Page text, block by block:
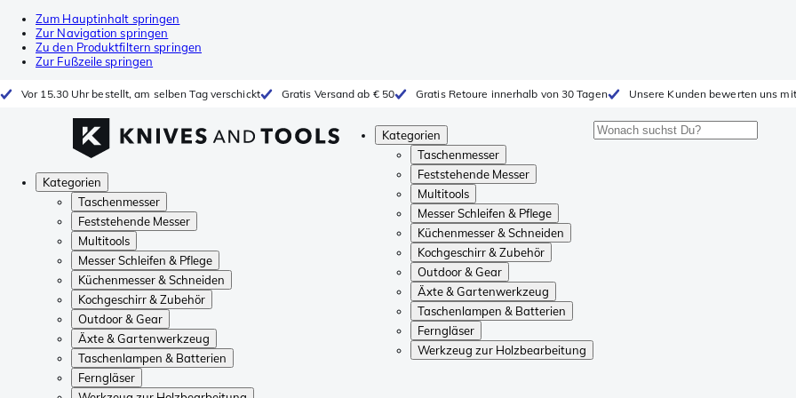
Zum Hauptinhalt springen
Zur Navigation springen
Zu den Produktfiltern springen
Zur Fußzeile springen
Vor 15.30 Uhr bestellt, am selben Tag verschickt Gratis Versand ab € 50 Gratis Retoure innerhalb von 30 Tagen Unsere Kunden bewerten uns
Kategorien
Taschenmesser
Feststehende Messer
Multitools
Messer Schleifen & Pflege
Küchenmesser & Schneiden
Kochgeschirr & Zubehör
Outdoor & Gear
Äxte & Gartenwerkzeug
Taschenlampen & Batterien
Ferngläser
Werkzeug zur Holzbearbeitung
Kategorien
Taschenmesser
Feststehende Messer
Multitools
Messer Schleifen & Pflege
Küchenmesser & Schneiden
Kochgeschirr & Zubehör
Outdoor & Gear
Äxte & Gartenwerkzeug
Taschenlampen & Batterien
Ferngläser